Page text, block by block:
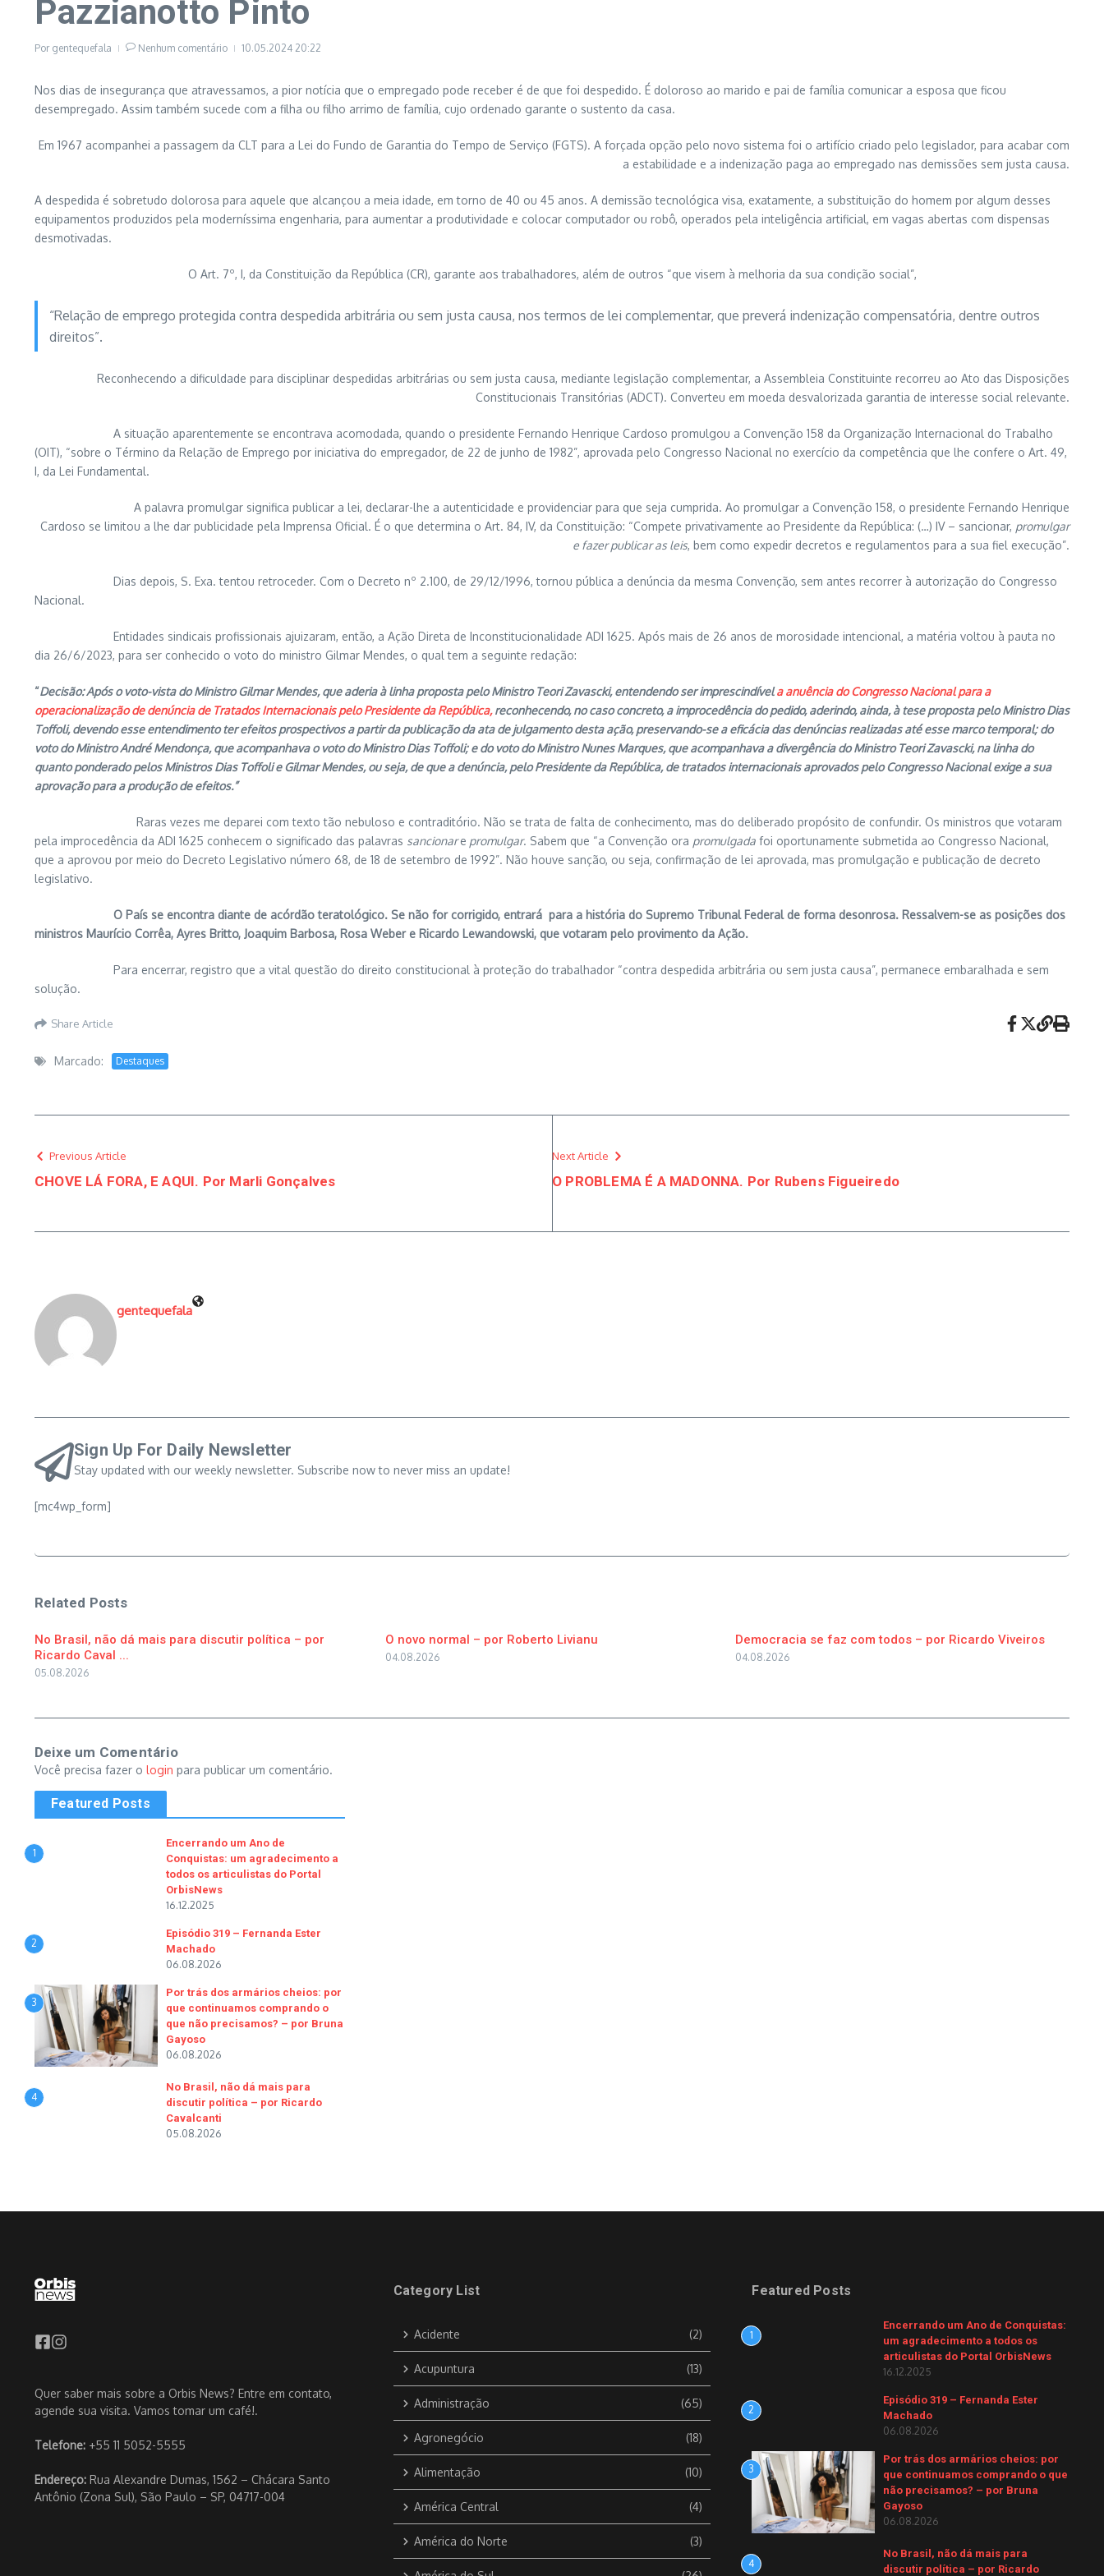
Pazzianotto Pinto
Por gentequefala Nenhum comentário 10.05.2024 20:22
Nos dias de insegurança que atravessamos, a pior notícia que o empregado pode receber é de que foi despedido. É doloroso ao marido e pai de família comunicar a esposa que ficou
desempregado. Assim também sucede com a filha ou filho arrimo de família, cujo ordenado garante o sustento da casa.
Em 1967 acompanhei a passagem da CLT para a Lei do Fundo de Garantia do Tempo de Serviço (FGTS). A forçada opção pelo novo sistema foi o artifício criado pelo legislador, para acabar com
a estabilidade e a indenização paga ao empregado nas demissões sem justa causa.
A despedida é sobretudo dolorosa para aquele que alcançou a meia idade, em torno de 40 ou 45 anos. A demissão tecnológica visa, exatamente, a substituição do homem por algum desses
equipamentos produzidos pela moderníssima engenharia, para aumentar a produtividade e colocar computador ou robô, operados pela inteligência artificial, em vagas abertas com dispensas
desmotivadas.
O Art. 7º, I, da Constituição da República (CR), garante aos trabalhadores, além de outros “que visem à melhoria da sua condição social”,
“Relação de emprego protegida contra despedida arbitrária ou sem justa causa, nos termos de lei complementar, que preverá indenização compensatória, dentre outros
direitos”.
Reconhecendo a dificuldade para disciplinar despedidas arbitrárias ou sem justa causa, mediante legislação complementar, a Assembleia Constituinte recorreu ao Ato das Disposições
Constitucionais Transitórias (ADCT). Converteu em moeda desvalorizada garantia de interesse social relevante.
A situação aparentemente se encontrava acomodada, quando o presidente Fernando Henrique Cardoso promulgou a Convenção 158 da Organização Internacional do Trabalho
(OIT), “sobre o Término da Relação de Emprego por iniciativa do empregador, de 22 de junho de 1982”, aprovada pelo Congresso Nacional no exercício da competência que lhe confere o Art. 49,
I, da Lei Fundamental.
A palavra promulgar significa publicar a lei, declarar-lhe a autenticidade e providenciar para que seja cumprida. Ao promulgar a Convenção 158, o presidente Fernando Henrique
Cardoso se limitou a lhe dar publicidade pela Imprensa Oficial. É o que determina o Art. 84, IV, da Constituição: “Compete privativamente ao Presidente da República: (…) IV – sancionar, promulgar
e fazer publicar as leis, bem como expedir decretos e regulamentos para a sua fiel execução”.
Dias depois, S. Exa. tentou retroceder. Com o Decreto nº 2.100, de 29/12/1996, tornou pública a denúncia da mesma Convenção, sem antes recorrer à autorização do Congresso
Nacional.
Entidades sindicais profissionais ajuizaram, então, a Ação Direta de Inconstitucionalidade ADI 1625. Após mais de 26 anos de morosidade intencional, a matéria voltou à pauta no
dia 26/6/2023, para ser conhecido o voto do ministro Gilmar Mendes, o qual tem a seguinte redação:
“Decisão: Após o voto-vista do Ministro Gilmar Mendes, que aderia à linha proposta pelo Ministro Teori Zavascki, entendendo ser imprescindívela anuência do Congresso Nacional para a
operacionalização de denúncia de Tratados Internacionais pelo Presidente da República,reconhecendo, no caso concreto, a improcedência do pedido, aderindo, ainda, à tese proposta pelo Ministro Dias
Toffoli, devendo esse entendimento ter efeitos prospectivos a partir da publicação da ata de julgamento desta ação, preservando-se a eficácia das denúncias realizadas até esse marco temporal; do
voto do Ministro André Mendonça, que acompanhava o voto do Ministro Dias Toffoli; e do voto do Ministro Nunes Marques, que acompanhava a divergência do Ministro Teori Zavascki, na linha do
quanto ponderado pelos Ministros Dias Toffoli e Gilmar Mendes, ou seja, de que a denúncia, pelo Presidente da República, de tratados internacionais aprovados pelo Congresso Nacional exige a sua
aprovação para a produção de efeitos.”
Raras vezes me deparei com texto tão nebuloso e contraditório. Não se trata de falta de conhecimento, mas do deliberado propósito de confundir. Os ministros que votaram
pela improcedência da ADI 1625 conhecem o significado das palavras sancionare promulgar. Sabem que “a Convenção ora promulgada foi oportunamente submetida ao Congresso Nacional,
que a aprovou por meio do Decreto Legislativo número 68, de 18 de setembro de 1992”. Não houve sanção, ou seja, confirmação de lei aprovada, mas promulgação e publicação de decreto
legislativo.
O País se encontra diante de acórdão teratológico. Se não for corrigido, entrará para a história do Supremo Tribunal Federal de forma desonrosa. Ressalvem-se as posições dos
ministros Maurício Corrêa, Ayres Britto, Joaquim Barbosa, Rosa Weber e Ricardo Lewandowski, que votaram pelo provimento da Ação.
Para encerrar, registro que a vital questão do direito constitucional à proteção do trabalhador “contra despedida arbitrária ou sem justa causa”, permanece embaralhada e sem
solução.
Share Article
Marcado: Destaques
Previous Article
CHOVE LÁ FORA, E AQUI. Por Marli Gonçalves
Next Article
O PROBLEMA É A MADONNA. Por Rubens Figueiredo
gentequefala
Sign Up For Daily Newsletter
Stay updated with our weekly newsletter. Subscribe now to never miss an update!
[mc4wp_form]
Related Posts
No Brasil, não dá mais para discutir política – por
Ricardo Caval ...
05.08.2026
O novo normal – por Roberto Livianu
04.08.2026
Democracia se faz com todos – por Ricardo Viveiros
04.08.2026
Deixe um Comentário
Você precisa fazer o login para publicar um comentário.
Featured Posts
1
Encerrando um Ano de
Conquistas: um agradecimento a
todos os articulistas do Portal
OrbisNews
16.12.2025
2
Episódio 319 – Fernanda Ester
Machado
06.08.2026
3
Por trás dos armários cheios: por
que continuamos comprando o
que não precisamos? – por Bruna
Gayoso
06.08.2026
4
No Brasil, não dá mais para
discutir política – por Ricardo
Cavalcanti
05.08.2026
Quer saber mais sobre a Orbis News? Entre em contato,
agende sua visita. Vamos tomar um café!.
Telefone: +55 11 5052-5555
Endereço: Rua Alexandre Dumas, 1562 – Chácara Santo
Antônio (Zona Sul), São Paulo – SP, 04717-004
Category List
Acidente (2)
Acupuntura (13)
Administração (65)
Agronegócio (18)
Alimentação (10)
América Central (4)
América do Norte (3)
Featured Posts
1
Encerrando um Ano de Conquistas:
um agradecimento a todos os
articulistas do Portal OrbisNews
16.12.2025
2
Episódio 319 – Fernanda Ester
Machado
06.08.2026
3
Por trás dos armários cheios: por
que continuamos comprando o que
não precisamos? – por Bruna
Gayoso
06.08.2026
4
No Brasil, não dá mais para
discutir política – por Ricardo